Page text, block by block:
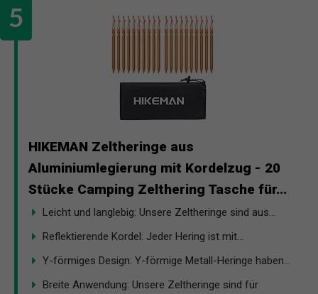
HIKEMAN Zeltheringe aus
Aluminiumlegierung mit Kordelzug - 20
Stücke Camping Zelthering Tasche für...
Leicht und langlebig: Unsere Zeltheringe sind aus...
Reflektierende Kordel: Jeder Hering ist mit...
Y-förmiges Design: Y-förmige Metall-Heringe haben...
Breite Anwendung: Unsere Zeltheringe sind für